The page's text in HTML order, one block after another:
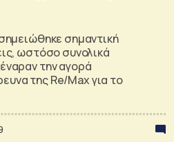
σημαντική
ωστόσο συνολικά
την αγορά
της Re/Max για το